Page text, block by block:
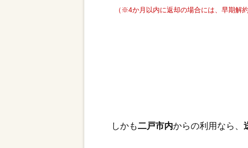
（※4か月以内に返却の場合には、早期解
しかも二戸市内からの利用なら、